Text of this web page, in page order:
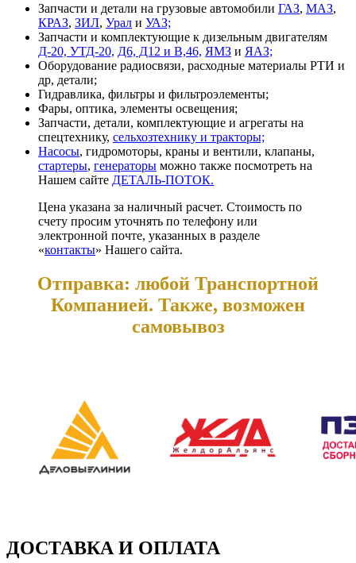
Запчасти и детали на грузовые автомобили ГАЗ, МАЗ,
КРАЗ, ЗИЛ, Урал и УАЗ;
Запчасти и комплектующие к дизельным двигателям
Д-20, УТД-20, Д6, Д12 и В,46, ЯМЗ и ЯАЗ;
Оборудование радиосвязи, расходные материалы РТИ и
др, детали;
Гидравлика, фильтры и фильтроэлементы;
Фары, оптика, элементы освещения;
Запчасти, детали, комплектующие и агрегаты на
спецтехнику, сельхозтехнику и тракторы;
Насосы, гидромоторы, краны и вентили, клапаны,
стартеры, генераторы можно также посмотреть на
Нашем сайте ДЕТАЛЬ-ПОТОК.
Цена указана за наличный расчет. Стоимость по
счету просим уточнять по телефону или
электронной почте, указанных в разделе
«контакты» Нашего сайта.
Отправка: любой Транспортной
Компанией. Также, возможен
самовывоз
ДОСТАВКА И ОПЛАТА